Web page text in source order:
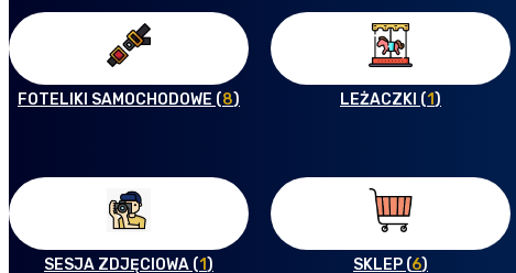
FOTELIKI SAMOCHODOWE (8) LEŻACZKI (1)
SESJA ZDJĘCIOWA (1) SKLEP (6)